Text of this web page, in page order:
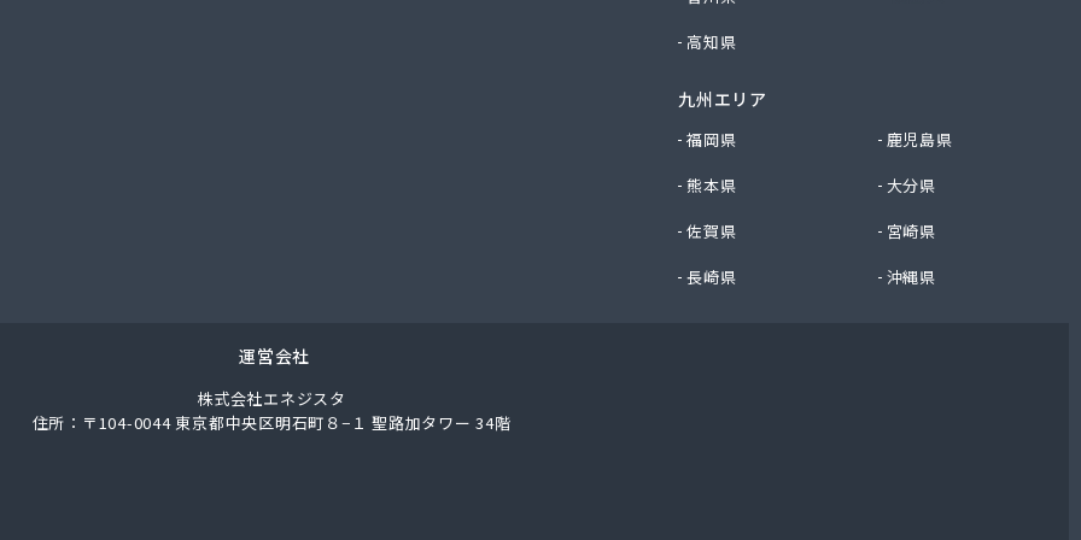
エネサンス九州 久留米営業所
エネサンス九州 福岡営業所
高知県
九州エリア
福岡県
鹿児島県
熊本県
大分県
佐賀県
宮崎県
長崎県
沖縄県
運営会社
株式会社エネジスタ
住所：〒104-0044 東京都中央区明石町８−１ 聖路加タワー 34階